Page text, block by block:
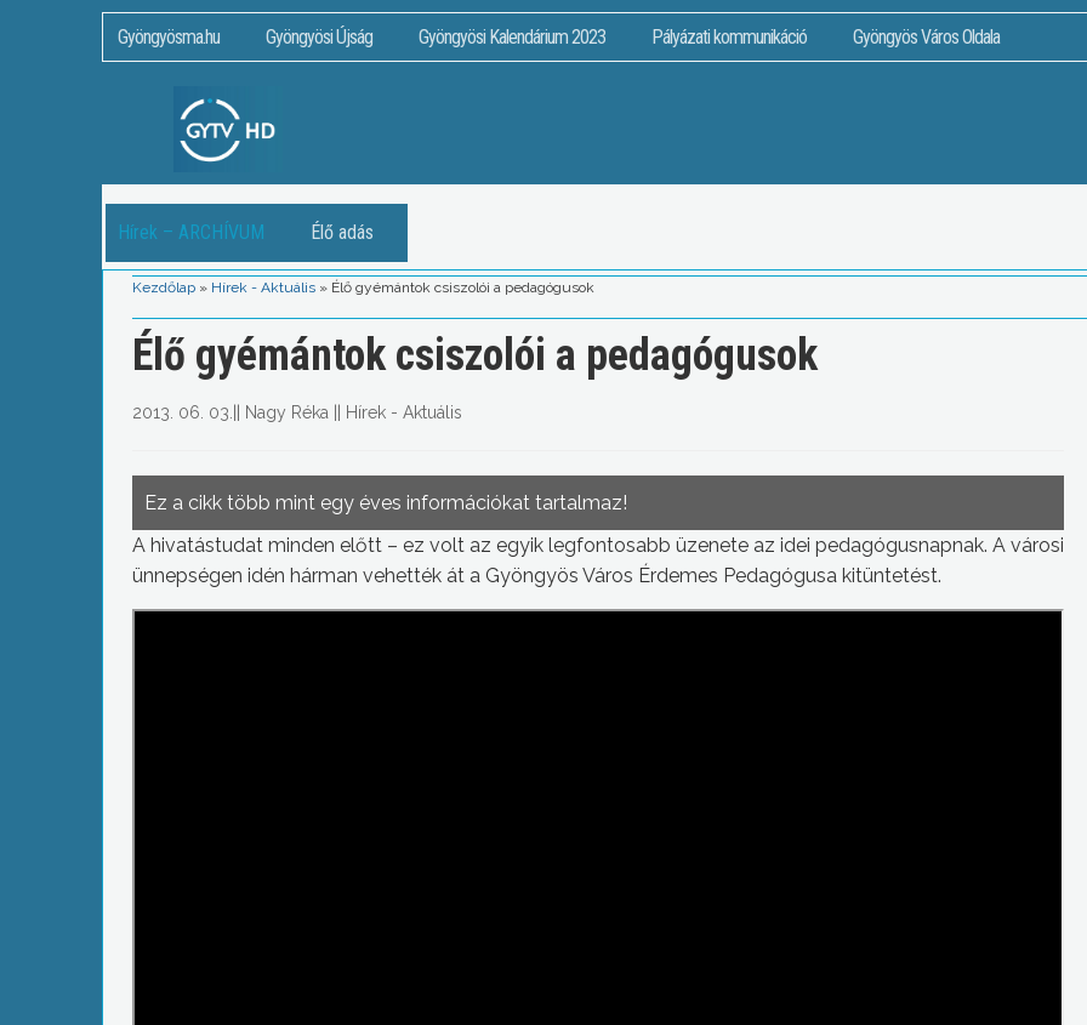
Gyöngyösma.hu Gyöngyösi Újság Gyöngyösi Kalendárium 2023 Pályázati kommunikáció Gyöngyös Város Oldala
Hírek – ARCHÍVUM Élő adás
Kezdőlap » Hírek - Aktuális » Élő gyémántok csiszolói a pedagógusok
Élő gyémántok csiszolói a pedagógusok
2013. 06. 03. Nagy Réka Hírek - Aktuális
Ez a cikk több mint egy éves információkat tartalmaz!
A hivatástudat minden előtt – ez volt az egyik legfontosabb üzenete az idei pedagógusnapnak. A városi
ünnepségen idén hárman vehették át a Gyöngyös Város Érdemes Pedagógusa kitüntetést.